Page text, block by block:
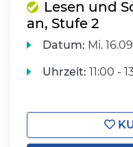
Lesen und
an, Stufe 2
Datum: Mi.
Uhrzeit: 11:00 -